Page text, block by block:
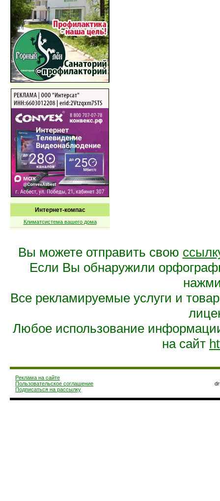
Интернет-компас
Климатсистема вашего дома
Вы можете отправить свою
Если Вы обнаружили
Все рекламируемые услуги и
Любое использование
на сайт
Реклама на сайте
Пользовательское соглашение
Подписаться на рассылку